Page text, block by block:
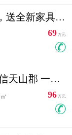
黄山南街，精装修，送全新家具，看房有钥匙，实用面积大
69 万元
开发区级高中学 海信天山郡 一手合同没有税！ 送车位
96 万元